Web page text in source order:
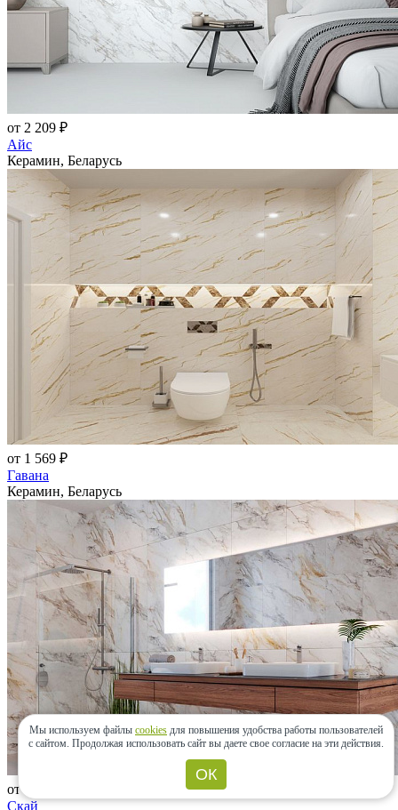
от 2 209 ₽
Айс
Керамин, Беларусь
от 1 569 ₽
Гавана
Керамин, Беларусь
от 2 419 ₽
Скай
Мы используем файлы cookies для повышения удобства работы пользователей
с сайтом. Продолжая использовать сайт вы даете свое согласие на эти действия.
ОК